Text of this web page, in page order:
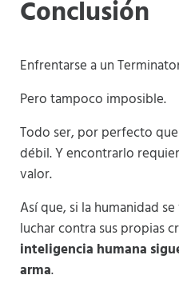
Conclusión
Enfrentarse a un
Pero tampoco imposible.
Todo ser, por perfecto
débil. Y encontrarlo
valor.
Así que, si la humanidad
luchar contra sus propias
inteligencia humana
arma.